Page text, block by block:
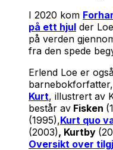
I 2020 kom
på ett hjul der
på verden
fra den spede
Erlend Loe er
Kurt, illustrert av
består av Fisken
(1995),Kurt quo
(2003), Kurtby
Oversikt over